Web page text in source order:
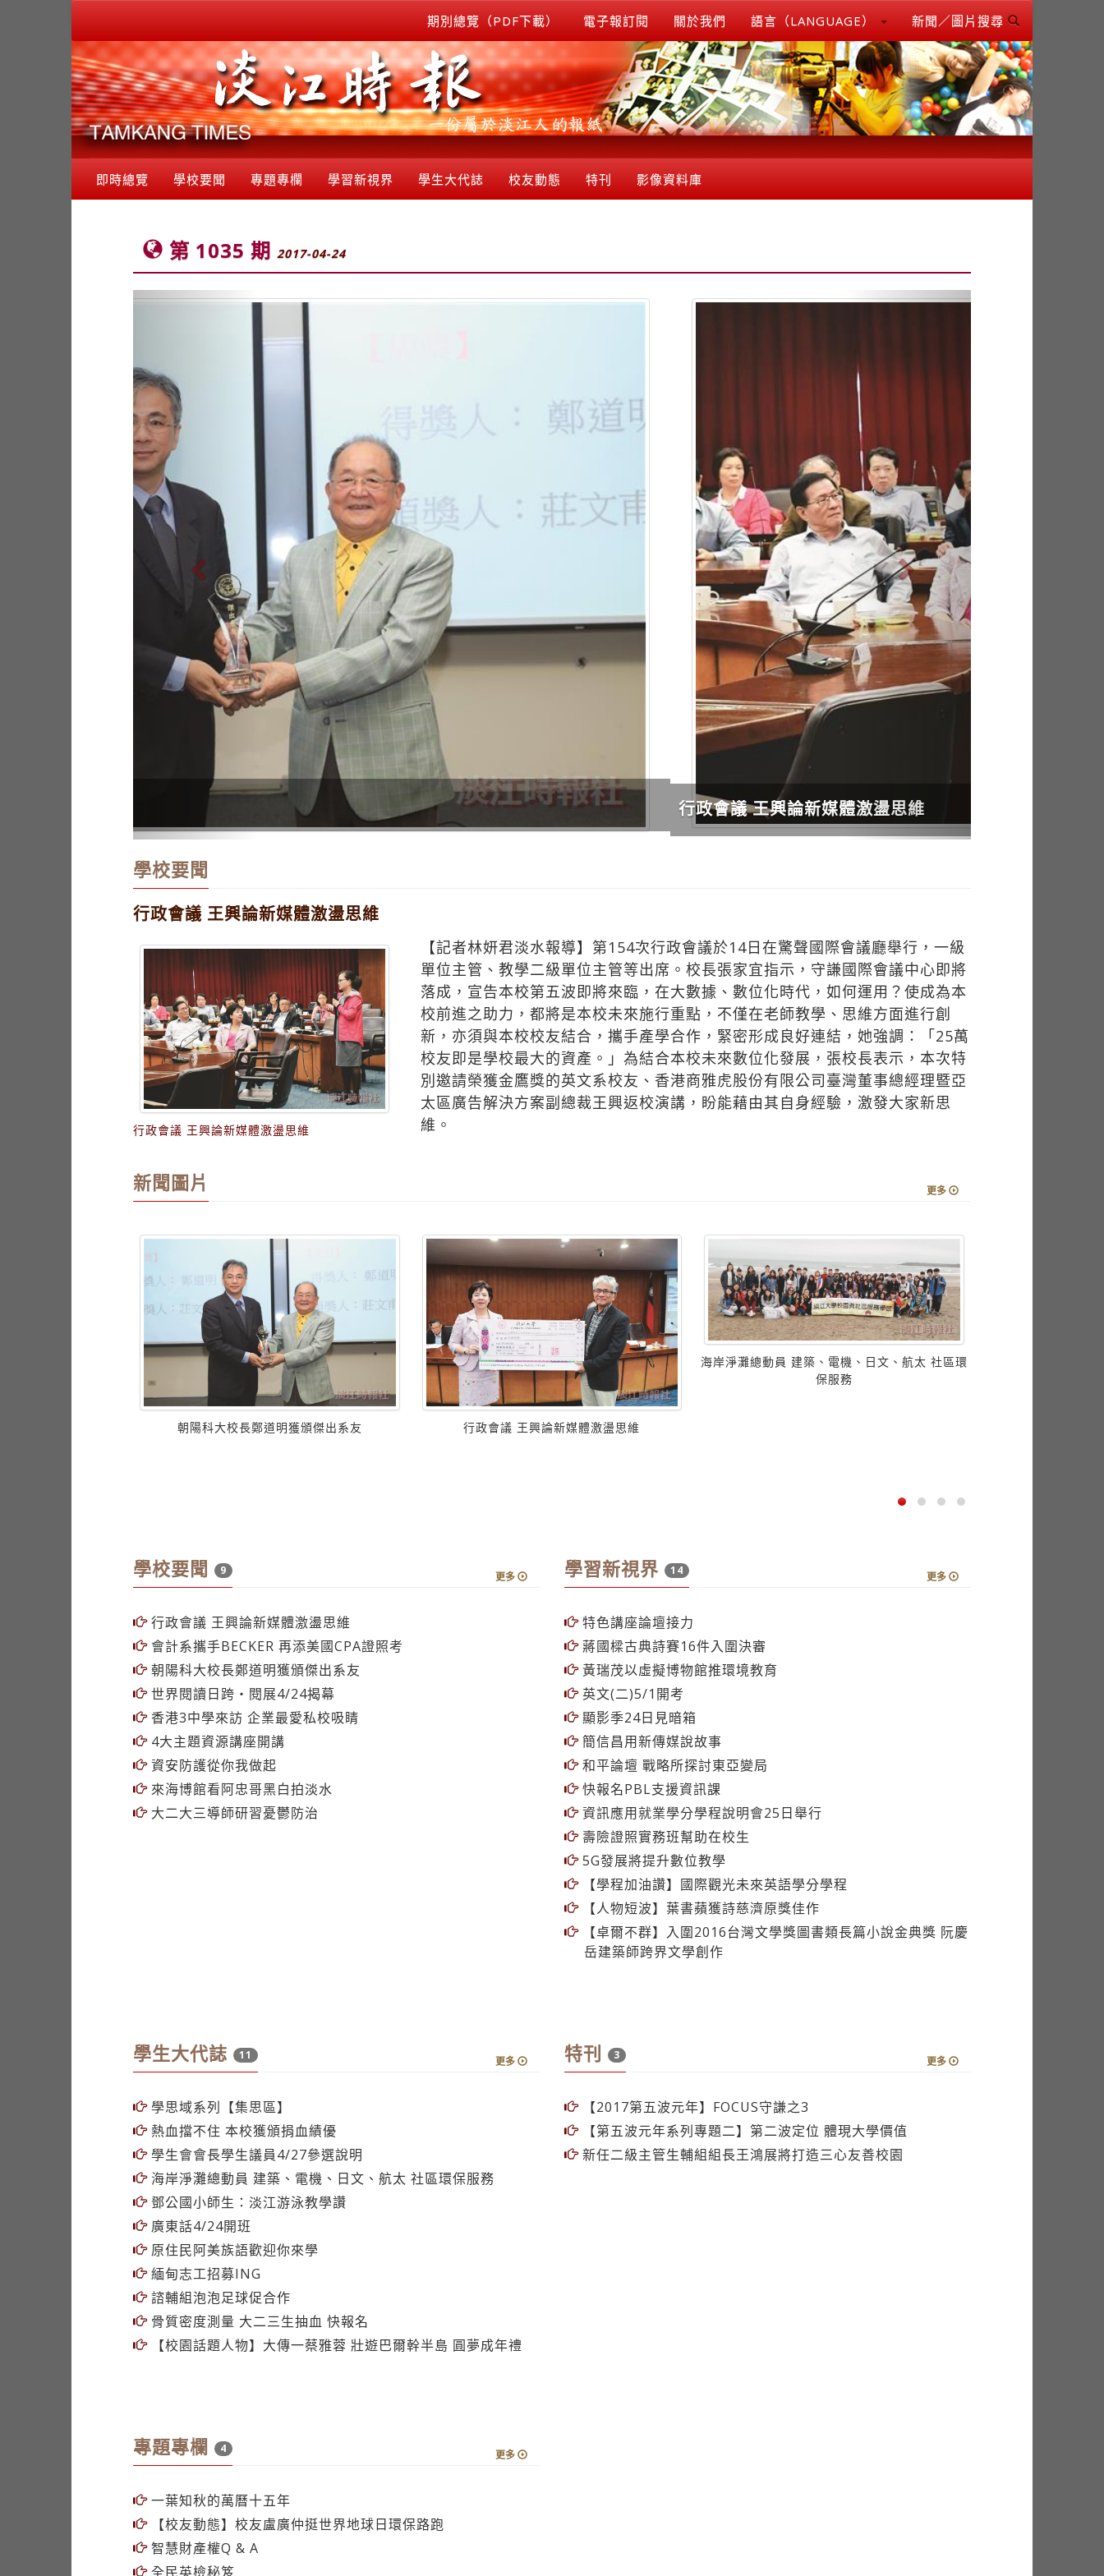
期別總覽（PDF下載） 電子報訂閱 關於我們 語言（LANGUAGE） 新聞／圖片搜尋
即時總覽 學校要聞 專題專欄 學習新視界 學生大代誌 校友動態 特刊 影像資料庫
第 1035 期 2017-04-24
行政會議 王興論新媒體激盪思維
Previous Next
學校要聞
行政會議 王興論新媒體激盪思維
行政會議 王興論新媒體激盪思維
【記者林妍君淡水報導】第154次行政會議於14日在驚聲國際會議廳舉行，一級
單位主管、教學二級單位主管等出席。校長張家宜指示，守謙國際會議中心即將
落成，宣告本校第五波即將來臨，在大數據、數位化時代，如何運用？使成為本
校前進之助力，都將是本校未來施行重點，不僅在老師教學、思維方面進行創
新，亦須與本校校友結合，攜手產學合作，緊密形成良好連結，她強調：「25萬
校友即是學校最大的資產。」為結合本校未來數位化發展，張校長表示，本次特
別邀請榮獲金鷹獎的英文系校友、香港商雅虎股份有限公司臺灣董事總經理暨亞
太區廣告解決方案副總裁王興返校演講，盼能藉由其自身經驗，激發大家新思
維。
新聞圖片 更多
朝陽科大校長鄭道明獲頒傑出系友 行政會議 王興論新媒體激盪思維
海岸淨灘總動員 建築、電機、日文、航太 社區環
保服務
學校要聞 9 更多
行政會議 王興論新媒體激盪思維
會計系攜手BECKER 再添美國CPA證照考
朝陽科大校長鄭道明獲頒傑出系友
世界閱讀日跨‧閱展4/24揭幕
香港3中學來訪 企業最愛私校吸睛
4大主題資源講座開講
資安防護從你我做起
來海博館看阿忠哥黑白拍淡水
大二大三導師研習憂鬱防治
學習新視界 14 更多
特色講座論壇接力
蔣國樑古典詩賽16件入圍決審
黃瑞茂以虛擬博物館推環境教育
英文(二)5/1開考
顯影季24日見暗箱
簡信昌用新傳媒說故事
和平論壇 戰略所探討東亞變局
快報名PBL支援資訊課
資訊應用就業學分學程說明會25日舉行
壽險證照實務班幫助在校生
5G發展將提升數位教學
【學程加油讚】國際觀光未來英語學分學程
【人物短波】葉書蘋獲詩慈濟原獎佳作
【卓爾不群】入圍2016台灣文學獎圖書類長篇小說金典獎 阮慶
岳建築師跨界文學創作
學生大代誌 11 更多
學思域系列【集思區】
熱血擋不住 本校獲頒捐血績優
學生會會長學生議員4/27參選說明
海岸淨灘總動員 建築、電機、日文、航太 社區環保服務
鄧公國小師生：淡江游泳教學讚
廣東話4/24開班
原住民阿美族語歡迎你來學
緬甸志工招募ING
諮輔組泡泡足球促合作
骨質密度測量 大二三生抽血 快報名
【校園話題人物】大傳一蔡雅蓉 壯遊巴爾幹半島 圓夢成年禮
特刊 3 更多
【2017第五波元年】FOCUS守謙之3
【第五波元年系列專題二】第二波定位 體現大學價值
新任二級主管生輔組組長王鴻展將打造三心友善校園
專題專欄 4 更多
一葉知秋的萬曆十五年
【校友動態】校友盧廣仲挺世界地球日環保路跑
智慧財產權Q & A
全民英檢秘笈